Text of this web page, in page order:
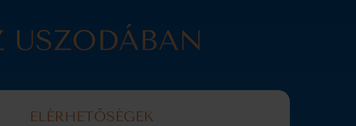
ELÉRHETŐSÉGEK